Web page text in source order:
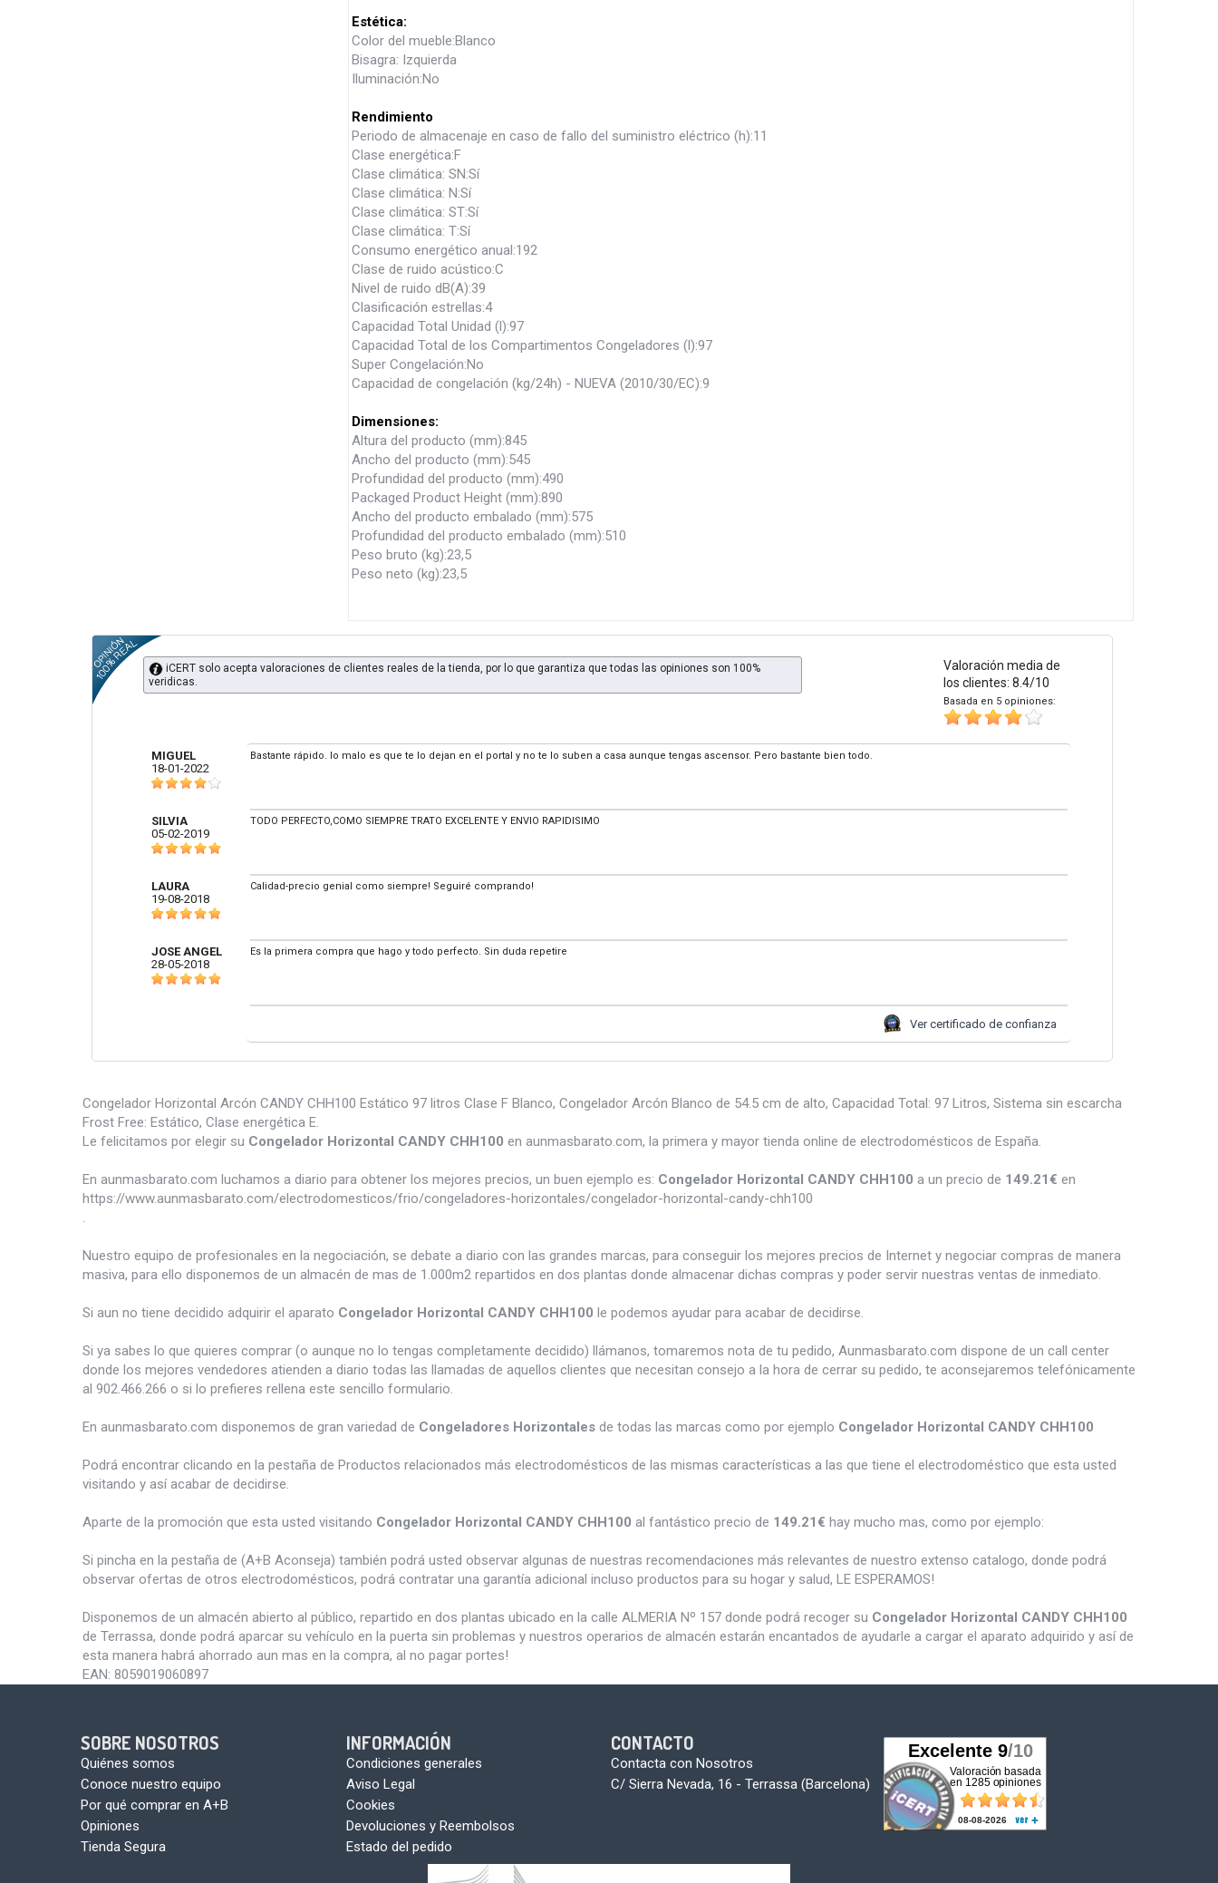
Estética:
Color del mueble:Blanco
Bisagra: Izquierda
Iluminación:No
Rendimiento
Periodo de almacenaje en caso de fallo del suministro eléctrico (h):11
Clase energética:F
Clase climática: SN:Sí
Clase climática: N:Sí
Clase climática: ST:Sí
Clase climática: T:Sí
Consumo energético anual:192
Clase de ruido acústico:C
Nivel de ruido dB(A):39
Clasificación estrellas:4
Capacidad Total Unidad (l):97
Capacidad Total de los Compartimentos Congeladores (l):97
Super Congelación:No
Capacidad de congelación (kg/24h) - NUEVA (2010/30/EC):9
Dimensiones:
Altura del producto (mm):845
Ancho del producto (mm):545
Profundidad del producto (mm):490
Packaged Product Height (mm):890
Ancho del producto embalado (mm):575
Profundidad del producto embalado (mm):510
Peso bruto (kg):23,5
Peso neto (kg):23,5
Valoración media de
los clientes: 8.4/10
Basada en 5 opiniones:
iCERT solo acepta valoraciones de clientes reales de la tienda, por lo que garantiza que todas las opiniones son 100%
veridicas.
MIGUEL
18-01-2022
Bastante rápido. lo malo es que te lo dejan en el portal y no te lo suben a casa aunque tengas ascensor. Pero bastante bien todo.
SILVIA
05-02-2019
TODO PERFECTO,COMO SIEMPRE TRATO EXCELENTE Y ENVIO RAPIDISIMO
LAURA
19-08-2018
Calidad-precio genial como siempre! Seguiré comprando!
JOSE ANGEL
28-05-2018
Es la primera compra que hago y todo perfecto. Sin duda repetire
Ver certificado de confianza
Congelador Horizontal Arcón CANDY CHH100 Estático 97 litros Clase F Blanco, Congelador Arcón Blanco de 54.5 cm de alto, Capacidad Total: 97 Litros, Sistema sin escarcha
Frost Free: Estático, Clase energética E.
Le felicitamos por elegir su Congelador Horizontal CANDY CHH100 en aunmasbarato.com, la primera y mayor tienda online de electrodomésticos de España.
En aunmasbarato.com luchamos a diario para obtener los mejores precios, un buen ejemplo es: Congelador Horizontal CANDY CHH100 a un precio de 149.21€ en
https://www.aunmasbarato.com/electrodomesticos/frio/congeladores-horizontales/congelador-horizontal-candy-chh100
.
Nuestro equipo de profesionales en la negociación, se debate a diario con las grandes marcas, para conseguir los mejores precios de Internet y negociar compras de manera
masiva, para ello disponemos de un almacén de mas de 1.000m2 repartidos en dos plantas donde almacenar dichas compras y poder servir nuestras ventas de inmediato.
Si aun no tiene decidido adquirir el aparato Congelador Horizontal CANDY CHH100 le podemos ayudar para acabar de decidirse.
Si ya sabes lo que quieres comprar (o aunque no lo tengas completamente decidido) llámanos, tomaremos nota de tu pedido, Aunmasbarato.com dispone de un call center
donde los mejores vendedores atienden a diario todas las llamadas de aquellos clientes que necesitan consejo a la hora de cerrar su pedido, te aconsejaremos telefónicamente
al 902.466.266 o si lo prefieres rellena este sencillo formulario.
En aunmasbarato.com disponemos de gran variedad de Congeladores Horizontales de todas las marcas como por ejemplo Congelador Horizontal CANDY CHH100
Podrá encontrar clicando en la pestaña de Productos relacionados más electrodomésticos de las mismas características a las que tiene el electrodoméstico que esta usted
visitando y así acabar de decidirse.
Aparte de la promoción que esta usted visitando Congelador Horizontal CANDY CHH100 al fantástico precio de 149.21€ hay mucho mas, como por ejemplo:
Si pincha en la pestaña de (A+B Aconseja) también podrá usted observar algunas de nuestras recomendaciones más relevantes de nuestro extenso catalogo, donde podrá
observar ofertas de otros electrodomésticos, podrá contratar una garantía adicional incluso productos para su hogar y salud, LE ESPERAMOS!
Disponemos de un almacén abierto al público, repartido en dos plantas ubicado en la calle ALMERIA Nº 157 donde podrá recoger su Congelador Horizontal CANDY CHH100
de Terrassa, donde podrá aparcar su vehículo en la puerta sin problemas y nuestros operarios de almacén estarán encantados de ayudarle a cargar el aparato adquirido y así de
esta manera habrá ahorrado aun mas en la compra, al no pagar portes!
EAN: 8059019060897
SOBRE NOSOTROS
Quiénes somos
Conoce nuestro equipo
Por qué comprar en A+B
Opiniones
Tienda Segura
INFORMACIÓN
Condiciones generales
Aviso Legal
Cookies
Devoluciones y Reembolsos
Estado del pedido
CONTACTO
Contacta con Nosotros
C/ Sierra Nevada, 16 - Terrassa (Barcelona)